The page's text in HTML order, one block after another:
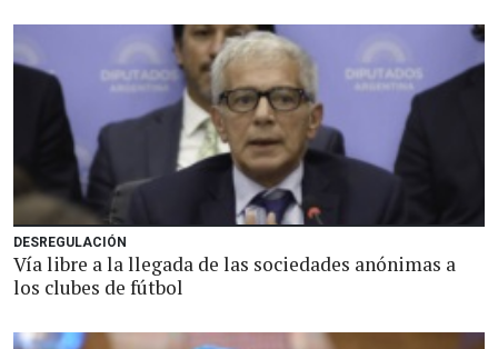
DESREGULACIÓN
Vía libre a la llegada de las sociedades anónimas a
los clubes de fútbol